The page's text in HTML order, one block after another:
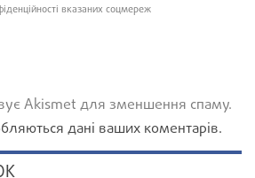
вказаних соцмереж
Akismet для зменшення спаму.
дані ваших коментарів.